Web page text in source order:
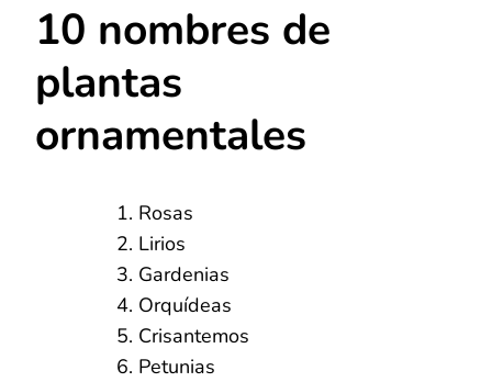
10 nombres de
plantas
ornamentales
Rosas
Lirios
Gardenias
Orquídeas
Crisantemos
Petunias